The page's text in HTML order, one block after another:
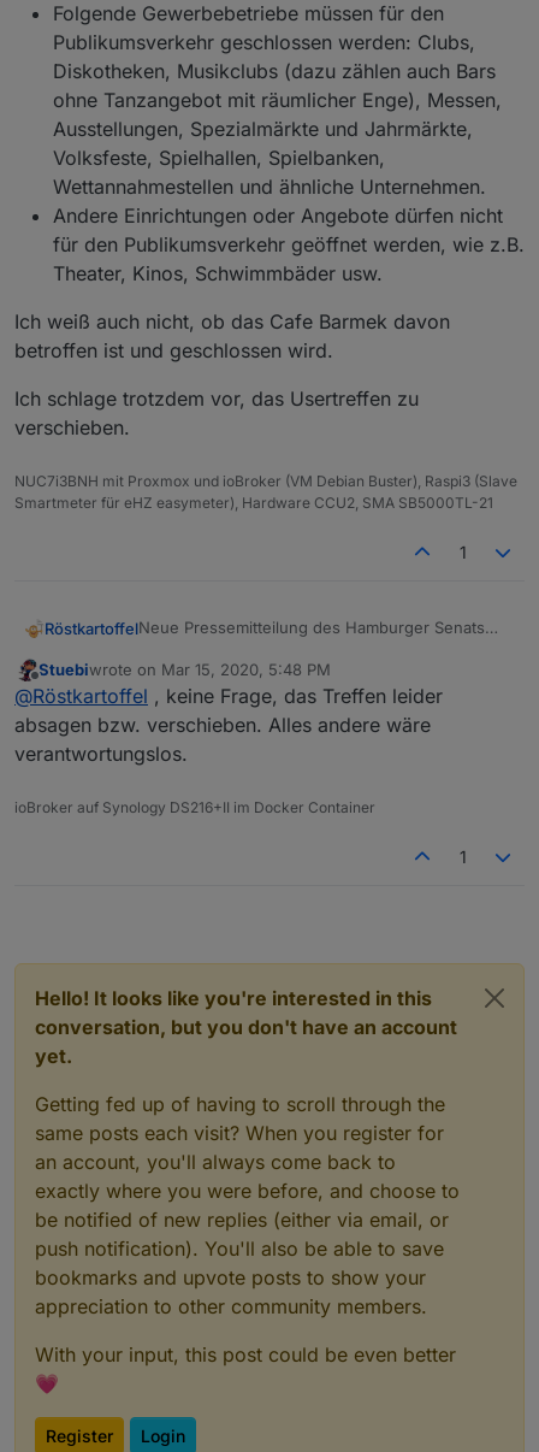
Folgende Gewerbebetriebe müssen für den
Publikumsverkehr geschlossen werden: Clubs,
Diskotheken, Musikclubs (dazu zählen auch Bars
ohne Tanzangebot mit räumlicher Enge), Messen,
Ausstellungen, Spezialmärkte und Jahrmärkte,
Volksfeste, Spielhallen, Spielbanken,
Wettannahmestellen und ähnliche Unternehmen.
Andere Einrichtungen oder Angebote dürfen nicht
für den Publikumsverkehr geöffnet werden, wie z.B.
Theater, Kinos, Schwimmbäder usw.
Ich weiß auch nicht, ob das Cafe Barmek davon
betroffen ist und geschlossen wird.
Ich schlage trotzdem vor, das Usertreffen zu
verschieben.
NUC7i3BNH mit Proxmox und ioBroker (VM Debian Buster), Raspi3 (Slave
Smartmeter für eHZ easymeter), Hardware CCU2, SMA SB5000TL-21
1
RöstkartoffelNeue Pressemitteilung des Hamburger Senats
Auszüge der Allgemeinverfügung der
Gesundheitsbehörde:
Alle öffentlichen und nichtöffentlichen
Teilnehmerzahl untersagt.
Personalrestaurants und Kantinen dürfen
werden, wenn zwischen Tischen oder
zählen auch Bars ohne Tanzangebot mit
räumlicher Enge), Messen, Ausstellungen,
Spezialmärkte und Jahrmärkte, Volksfeste,
Unternehmen.
Andere Einrichtungen oder Angebote dürfen
nicht für den Publikumsverkehr geöffnet
werden, wie z.B. Theater, Kinos,
Schwimmbäder usw.
Ich weiß auch nicht, ob das Cafe Barmek davon
betroffen ist und geschlossen wird.
verschieben.
Offline
Stuebiwrote on Mar 15, 2020, 5:48 PM
last edited by
@Röstkartoffel , keine Frage, das Treffen leider
absagen bzw. verschieben. Alles andere wäre
verantwortungslos.
ioBroker auf Synology DS216+II im Docker Container
1
Hello! It looks like you're interested in this
conversation, but you don't have an account
yet.
Getting fed up of having to scroll through the
same posts each visit? When you register for
an account, you'll always come back to
exactly where you were before, and choose to
be notified of new replies (either via email, or
push notification). You'll also be able to save
bookmarks and upvote posts to show your
appreciation to other community members.
With your input, this post could be even better
💗
Register Login